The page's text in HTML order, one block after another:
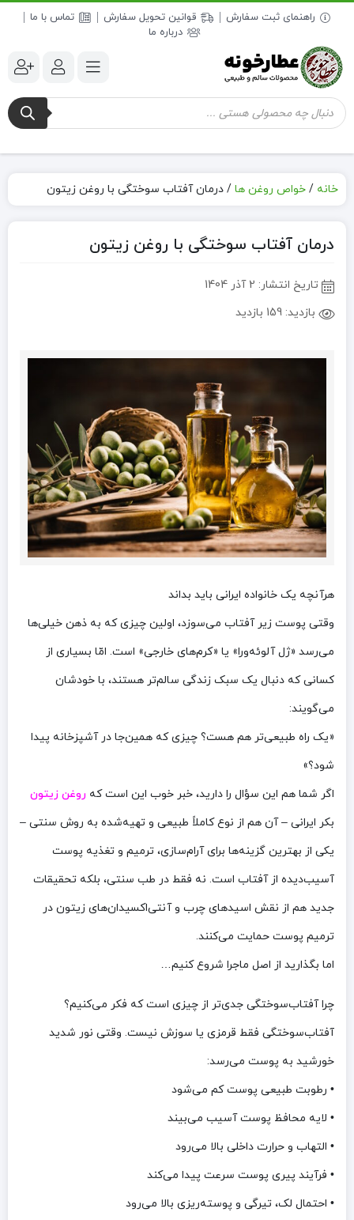
راهنمای ثبت سفارش قوانین تحویل سفارش
تماس با ما
درباره ما
جستجوی
محصولات
خانه / خواص روغن ها / درمان آفتاب سوختگی با روغن زیتون
درمان آفتاب سوختگی با روغن زیتون
تاریخ انتشار: 2 آذر 1404
بازدید: 159 بازدید
هرآنچه یک خانواده ایرانی باید بداند
وقتی پوست زیر آفتاب می‌سوزد، اولین چیزی که به ذهن خیلی‌ها
می‌رسد «ژل آلوئه‌ورا» یا «کرم‌های خارجی» است. امّا بسیاری از
کسانی که دنبال یک سبک زندگی سالم‌تر هستند، با خودشان
می‌گویند:
«یک راه طبیعی‌تر هم هست؟ چیزی که همین‌جا در آشپزخانه پیدا
شود؟»
اگر شما هم این سؤال را دارید، خبر خوب این است که روغن زیتون
بکر ایرانی – آن هم از نوع کاملاً طبیعی و تهیه‌شده به روش سنتی –
یکی از بهترین گزینه‌ها برای آرام‌سازی، ترمیم و تغذیه پوست
آسیب‌دیده از آفتاب است. نه فقط در طب سنتی، بلکه تحقیقات
جدید هم از نقش اسیدهای چرب و آنتی‌اکسیدان‌های زیتون در
ترمیم پوست حمایت می‌کنند.
اما بگذارید از اصل ماجرا شروع کنیم…
چرا آفتاب‌سوختگی جدی‌تر از چیزی است که فکر می‌کنیم؟
آفتاب‌سوختگی فقط قرمزی یا سوزش نیست. وقتی نور شدید
خورشید به پوست می‌رسد:
• رطوبت طبیعی پوست کم می‌شود
• لایه محافظ پوست آسیب می‌بیند
• التهاب و حرارت داخلی بالا می‌رود
• فرآیند پیری پوست سرعت پیدا می‌کند
• احتمال لک، تیرگی و پوسته‌ریزی بالا می‌رود